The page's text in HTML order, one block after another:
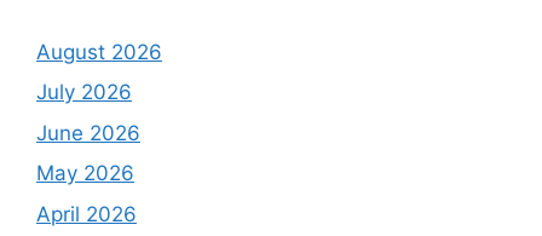
August 2026
July 2026
June 2026
May 2026
April 2026